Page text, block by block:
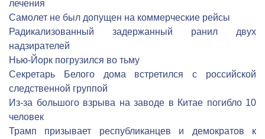
лечения
Самолет не был допущен на коммерческие рейсы
Радикализованный задержанный ранил двух
надзирателей
Нью-Йорк погрузился во тьму
Секретарь Белого дома встретился с российской
следственной группой
Из-за большого взрыва на заводе в Китае погибло 10
человек
Трамп призывает республиканцев и демократов к